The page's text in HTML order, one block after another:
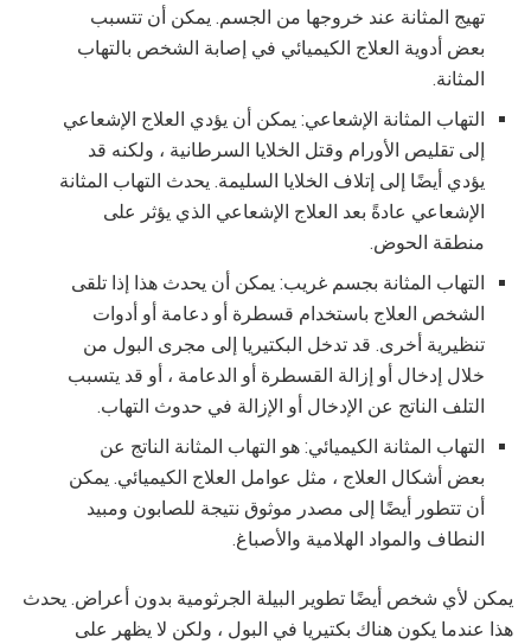
تهيج المثانة عند خروجها من الجسم. يمكن أن تتسبب
بعض أدوية العلاج الكيميائي في إصابة الشخص بالتهاب
المثانة.
التهاب المثانة الإشعاعي: يمكن أن يؤدي العلاج الإشعاعي
إلى تقليص الأورام وقتل الخلايا السرطانية ، ولكنه قد
يؤدي أيضًا إلى إتلاف الخلايا السليمة. يحدث التهاب المثانة
الإشعاعي عادةً بعد العلاج الإشعاعي الذي يؤثر على
منطقة الحوض.
التهاب المثانة بجسم غريب: يمكن أن يحدث هذا إذا تلقى
الشخص العلاج باستخدام قسطرة أو دعامة أو أدوات
تنظيرية أخرى. قد تدخل البكتيريا إلى مجرى البول من
خلال إدخال أو إزالة القسطرة أو الدعامة ، أو قد يتسبب
التلف الناتج عن الإدخال أو الإزالة في حدوث التهاب.
التهاب المثانة الكيميائي: هو التهاب المثانة الناتج عن
بعض أشكال العلاج ، مثل عوامل العلاج الكيميائي. يمكن
أن تتطور أيضًا إلى مصدر موثوق نتيجة للصابون ومبيد
النطاف والمواد الهلامية والأصباغ.
يمكن لأي شخص أيضًا تطوير البيلة الجرثومية بدون أعراض. يحدث
هذا عندما يكون هناك بكتيريا في البول ، ولكن لا يظهر على